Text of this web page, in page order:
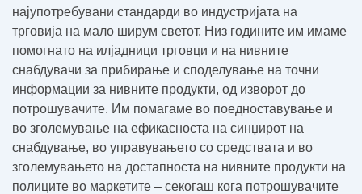
најупотребувани стандарди во индустријата на
трговија на мало ширум светот. Низ годините им имаме
помогнато на илјадници трговци и на нивните
снабдувачи за прибирање и споделување на точни
информации за нивните продукти, од изворот до
потрошувачите. Им помагаме во поедноставување и
во зголемување на ефикасноста на синџирот на
снабдување, во управувањето со средствата и во
зголемувањето на достапноста на нивните продукти на
полиците во маркетите – секогаш кога потрошувачите